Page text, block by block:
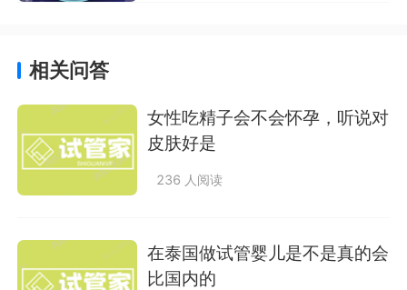
相关问答
女性吃精子会不会怀孕，听说对
皮肤好是
236 人阅读
在泰国做试管婴儿是不是真的会
比国内的